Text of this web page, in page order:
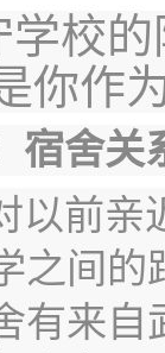
学校
你作
宿舍关
以前亲
之间
有来